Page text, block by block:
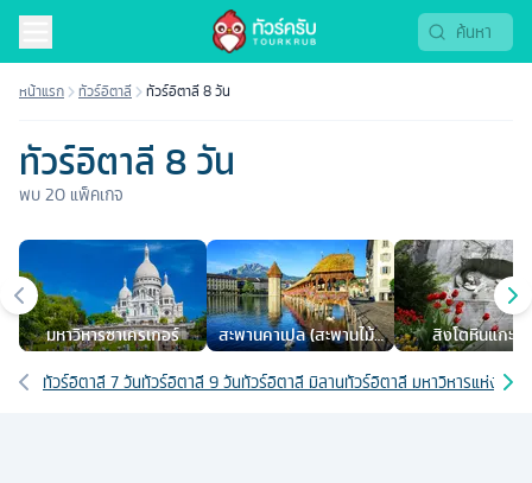
หน้าแรก ทัวร์อิตาลี ทัวร์อิตาลี 8 วัน
ทัวร์อิตาลี 8 วัน
พบ20 แพ็คเกจ
เมืองยอดนิยม
มหาวิหารซาเครเกอร์
สะพานคาเปล (สะพานไม้ลู
เซิร์น ชาเปล บริดจ์)
สิงโตหินแกะส
เส้นทางที่เกี่ยวข้อง
ทัวร์อิตาลี 7 วันทัวร์อิตาลี 9 วันทัวร์อิตาลี มิลานทัวร์อิตาลี มหาวิหารแห่งเมือ